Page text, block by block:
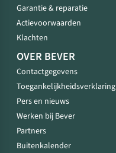
Garantie & reparatie
Actievoorwaarden
Klachten
OVER BEVER
Contactgegevens
Toegankelijkheidsverklaring
Pers en nieuws
Werken bij Bever
Partners
Buitenkalender